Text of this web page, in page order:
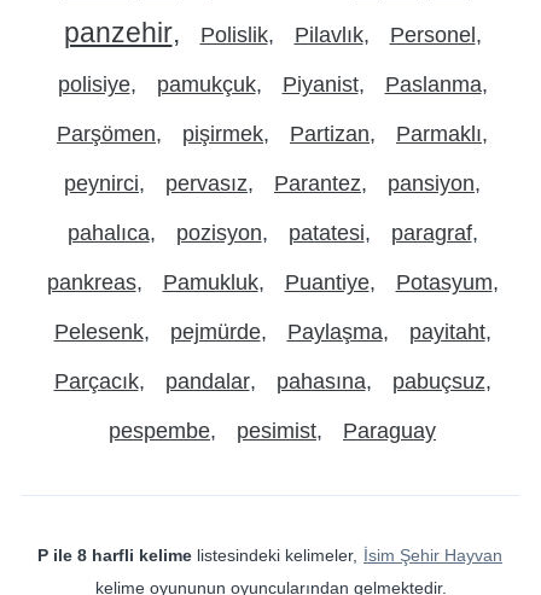
panzehir
Polislik Pilavlık Personel
polisiye pamukçuk Piyanist Paslanma
Parşömen pişirmek Partizan Parmaklı
peynirci pervasız Parantez pansiyon
pahalıca pozisyon patatesi paragraf
pankreas Pamukluk Puantiye Potasyum
Pelesenk pejmürde Paylaşma payitaht
Parçacık pandalar pahasına pabuçsuz
pespembe pesimist Paraguay
P ile 8 harfli kelime listesindeki kelimeler, İsim Şehir Hayvan
kelime oyununun oyuncularından gelmektedir.